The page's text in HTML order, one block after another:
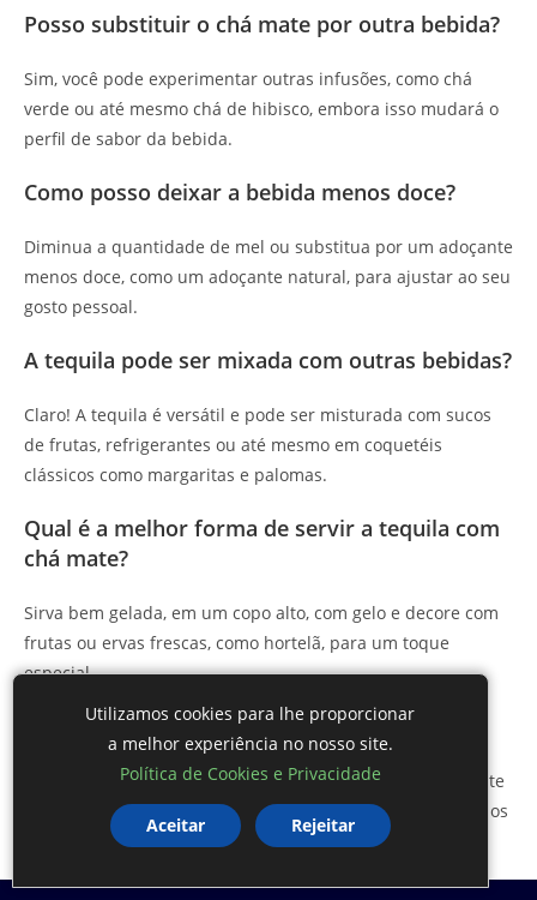
Posso substituir o chá mate por outra bebida?
Sim, você pode experimentar outras infusões, como chá
verde ou até mesmo chá de hibisco, embora isso mudará o
perfil de sabor da bebida.
Como posso deixar a bebida menos doce?
Diminua a quantidade de mel ou substitua por um adoçante
menos doce, como um adoçante natural, para ajustar ao seu
gosto pessoal.
A tequila pode ser mixada com outras bebidas?
Claro! A tequila é versátil e pode ser misturada com sucos
de frutas, refrigerantes ou até mesmo em coquetéis
clássicos como margaritas e palomas.
Qual é a melhor forma de servir a tequila com
chá mate?
Sirva bem gelada, em um copo alto, com gelo e decore com
frutas ou ervas frescas, como hortelã, para um toque
especial.
Esta bebida é adequada para festas?
Sim, a tequila com chá mate e mel é uma opção refrescante
e surpreendente que certamente agradará seus convidados
em festas e celebrações.
Utilizamos cookies para lhe proporcionar
a melhor experiência no nosso site.
Política de Cookies e Privacidade
Aceitar Rejeitar